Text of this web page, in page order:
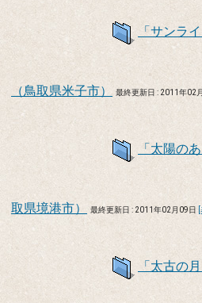
「サンラ
（鳥取県米子市） 最終更新日 : 2011年02
「太陽の
取県境港市） 最終更新日 : 2011年02月09日
「太古の